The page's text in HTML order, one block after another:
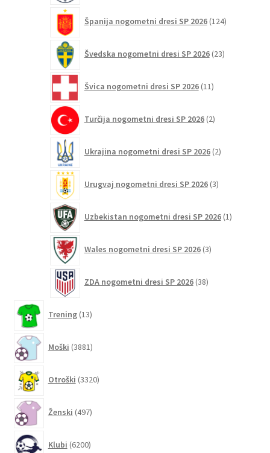
Španija nogometni dresi SP 2026 124izdelkov
Švedska nogometni dresi SP 2026 23izdelkov
Švica nogometni dresi SP 2026 11izdelkov
Turčija nogometni dresi SP 2026 2izdelka
Ukrajina nogometni dresi SP 2026 2izdelka
Urugvaj nogometni dresi SP 2026 3izdelki
Uzbekistan nogometni dresi SP 2026 1izdelek
Wales nogometni dresi SP 2026 3izdelki
ZDA nogometni dresi SP 2026 38izdelkov
Trening 13izdelkov
Moški 3881izdelkov
Otroški 3320izdelkov
Ženski 497izdelkov
Klubi 6200izdelkov